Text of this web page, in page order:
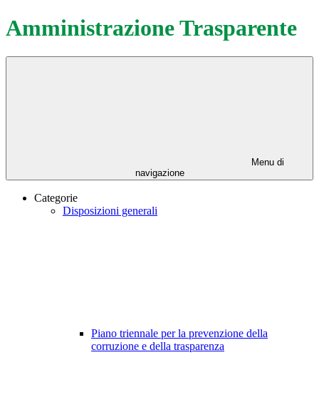
Amministrazione Trasparente
Menu di
navigazione
Categorie
Disposizioni generali
Piano triennale per la prevenzione della
corruzione e della trasparenza